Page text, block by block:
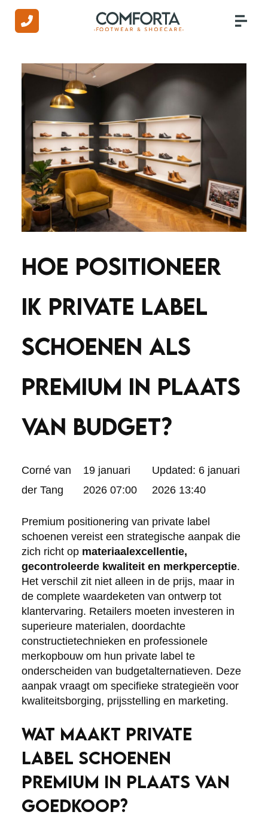
HOE POSITIONEER
IK PRIVATE LABEL
SCHOENEN ALS
PREMIUM IN PLAATS
VAN BUDGET?
Posted
by:
Corné van
der Tang
19 januari
2026 07:00
Updated: 6 januari
2026 13:40
Premium positionering van private label
schoenen vereist een strategische aanpak die
zich richt op materiaalexcellentie,
gecontroleerde kwaliteit en merkperceptie.
Het verschil zit niet alleen in de prijs, maar in
de complete waardeketen van ontwerp tot
klantervaring. Retailers moeten investeren in
superieure materialen, doordachte
constructietechnieken en professionele
merkopbouw om hun private label te
onderscheiden van budgetalternatieven. Deze
aanpak vraagt om specifieke strategieën voor
kwaliteitsborging, prijsstelling en marketing.
WAT MAAKT PRIVATE
LABEL SCHOENEN
PREMIUM IN PLAATS VAN
GOEDKOOP?